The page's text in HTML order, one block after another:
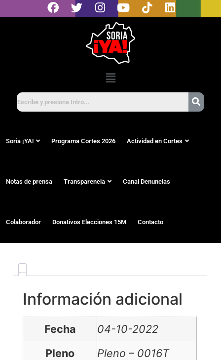
Soria ¡YA! Programa Cortes 2026 Actividad en Cortes
Notas de prensa Transparencia Canal Denuncias
Colaborador Donativos Elecciones 15M Contacto
Información adicional
Fecha
04-10-2022
Pleno
Pleno – 0016T